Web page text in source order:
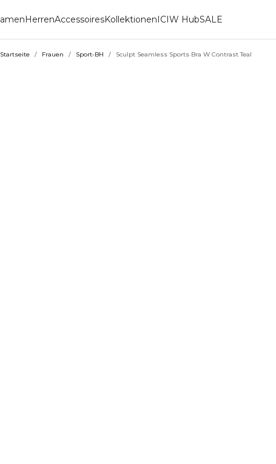
HerrenAccessoiresKollektionenICIW HubSALE
Startseite / Frauen / Sport-BH / Sculpt Seamless Sports Bra W Contrast Teal